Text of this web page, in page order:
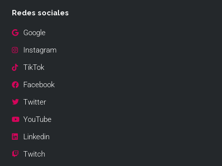
Redes sociales
Google
Instagram
TikTok
Facebook
Twitter
YouTube
Linkedin
Twitch